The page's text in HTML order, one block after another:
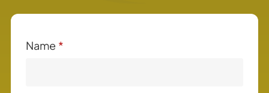
Name *